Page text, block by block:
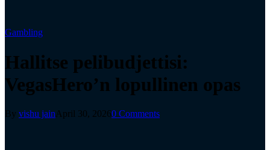
Gambling
Hallitse pelibudjettisi:
VegasHero’n lopullinen opas
By vishu jainApril 30, 20260 Comments